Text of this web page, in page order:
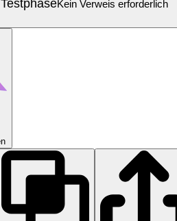
Kein Verweis erforderlich